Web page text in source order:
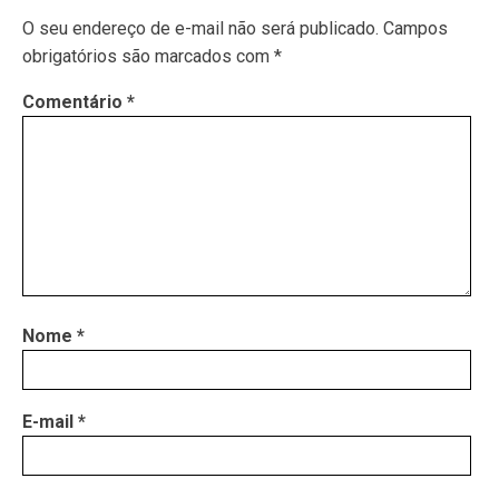
O seu endereço de e-mail não será publicado. Campos
obrigatórios são marcados com *
Comentário *
Nome *
E-mail *